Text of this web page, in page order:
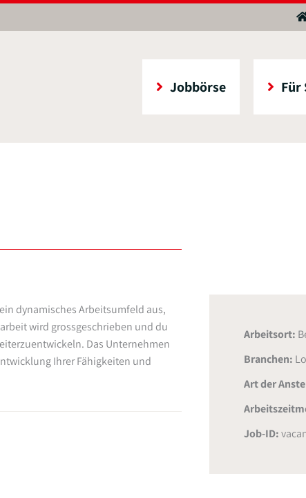
Jobbörse Für
dynamisches Arbeitsumfeld aus,
wird grossgeschrieben und du
Das Unternehmen
Ihrer Fähigkeiten und
Arbeitsort:
Branchen:
Art der
Job-ID: